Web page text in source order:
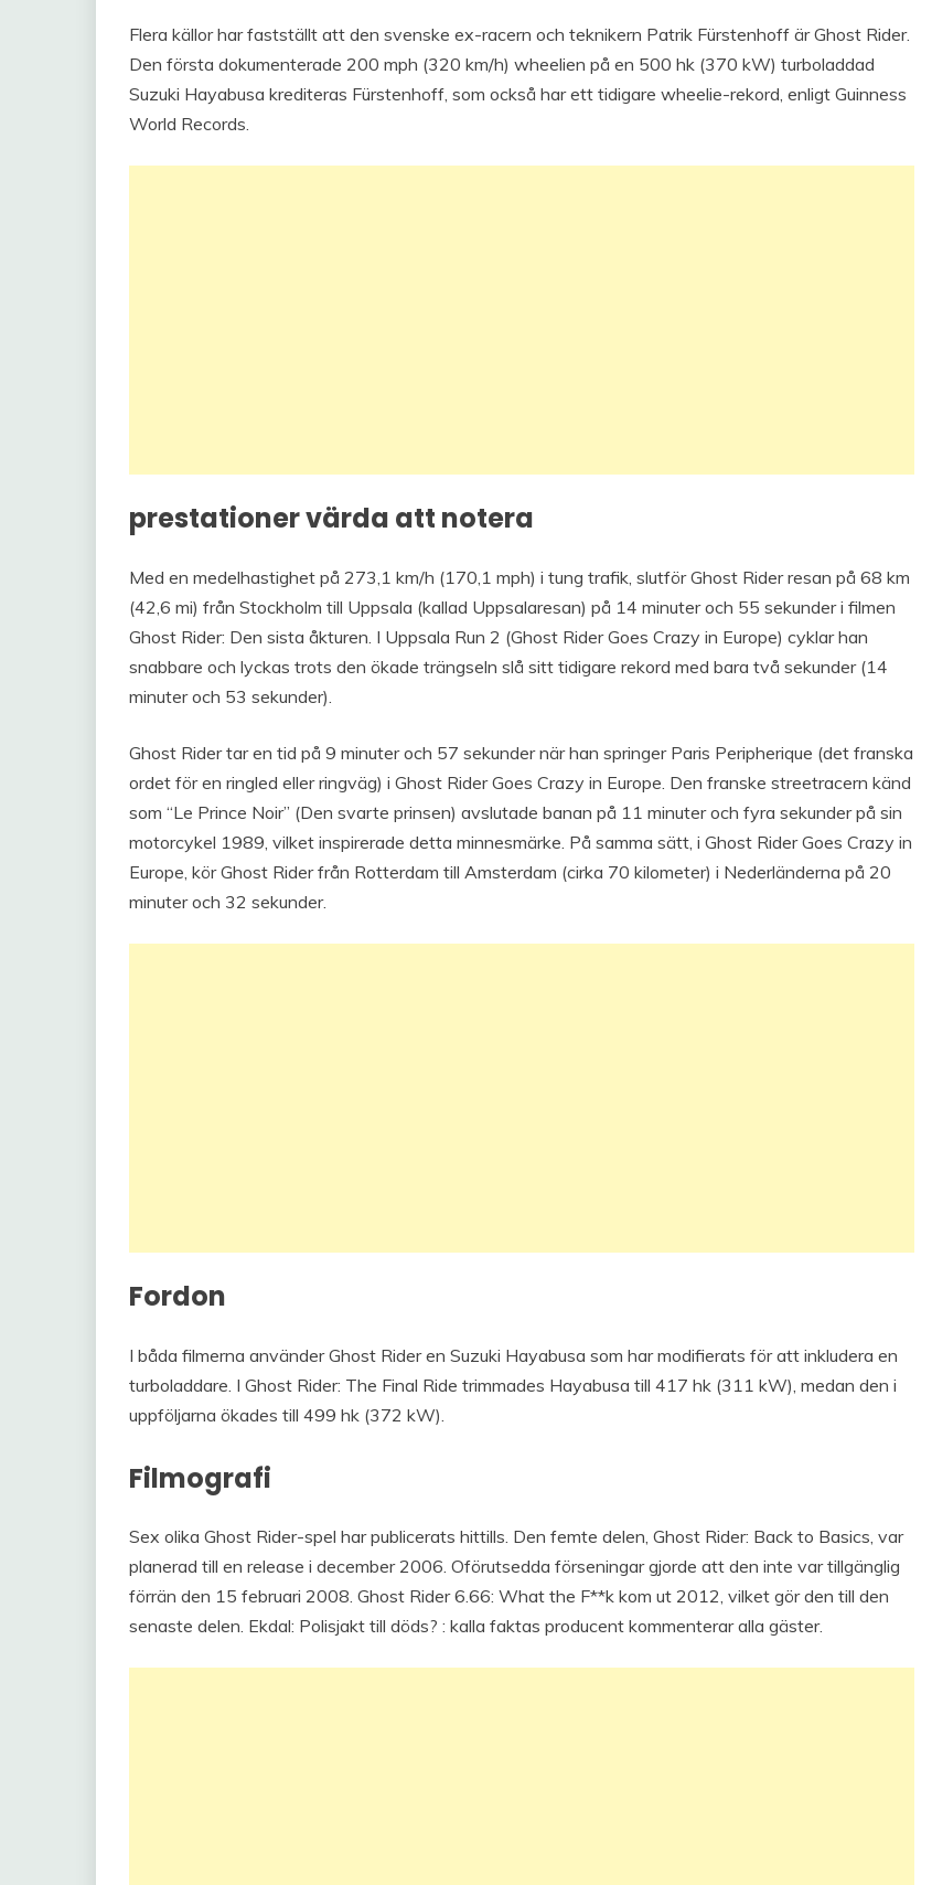
Flera källor har fastställt att den svenske ex-racern och teknikern Patrik Fürstenhoff är Ghost Rider.
Den första dokumenterade 200 mph (320 km/h) wheelien på en 500 hk (370 kW) turboladdad
Suzuki Hayabusa krediteras Fürstenhoff, som också har ett tidigare wheelie-rekord, enligt Guinness
World Records.
prestationer värda att notera
Med en medelhastighet på 273,1 km/h (170,1 mph) i tung trafik, slutför Ghost Rider resan på 68 km
(42,6 mi) från Stockholm till Uppsala (kallad Uppsalaresan) på 14 minuter och 55 sekunder i filmen
Ghost Rider: Den sista åkturen. I Uppsala Run 2 (Ghost Rider Goes Crazy in Europe) cyklar han
snabbare och lyckas trots den ökade trängseln slå sitt tidigare rekord med bara två sekunder (14
minuter och 53 sekunder).
Ghost Rider tar en tid på 9 minuter och 57 sekunder när han springer Paris Peripherique (det franska
ordet för en ringled eller ringväg) i Ghost Rider Goes Crazy in Europe. Den franske streetracern känd
som “Le Prince Noir” (Den svarte prinsen) avslutade banan på 11 minuter och fyra sekunder på sin
motorcykel 1989, vilket inspirerade detta minnesmärke. På samma sätt, i Ghost Rider Goes Crazy in
Europe, kör Ghost Rider från Rotterdam till Amsterdam (cirka 70 kilometer) i Nederländerna på 20
minuter och 32 sekunder.
Fordon
I båda filmerna använder Ghost Rider en Suzuki Hayabusa som har modifierats för att inkludera en
turboladdare. I Ghost Rider: The Final Ride trimmades Hayabusa till 417 hk (311 kW), medan den i
uppföljarna ökades till 499 hk (372 kW).
Filmografi
Sex olika Ghost Rider-spel har publicerats hittills. Den femte delen, Ghost Rider: Back to Basics, var
planerad till en release i december 2006. Oförutsedda förseningar gjorde att den inte var tillgänglig
förrän den 15 februari 2008. Ghost Rider 6.66: What the F**k kom ut 2012, vilket gör den till den
senaste delen. Ekdal: Polisjakt till döds? : kalla faktas producent kommenterar alla gäster.